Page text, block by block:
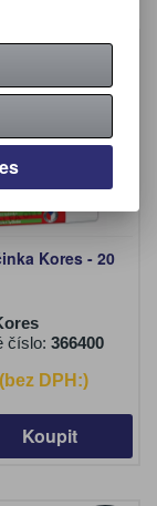
Sleva
Kores - 20
číslo: 366400
DPH:)
Koupit